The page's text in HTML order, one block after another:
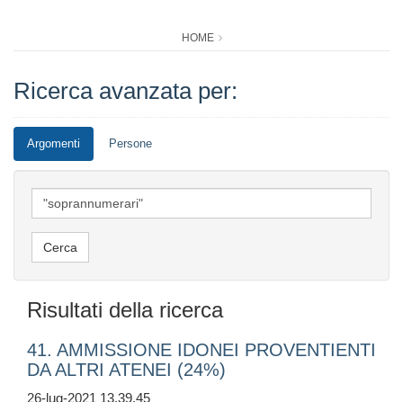
HOME
Ricerca avanzata per:
Argomenti Persone
Risultati della ricerca
41. AMMISSIONE IDONEI PROVENTIENTI
DA ALTRI ATENEI (24%)
26-lug-2021 13.39.45